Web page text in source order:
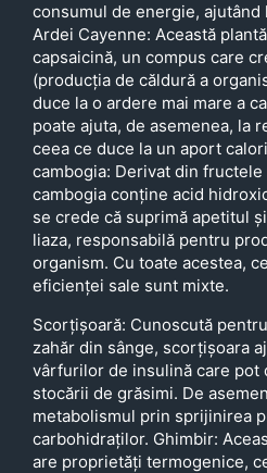
consumul de energie,
Ardei Cayenne: Această
capsaicină, un compus care
(producția de căldură a
duce la o ardere mai mare a
poate ajuta, de asemenea, la
ceea ce duce la un aport
cambogia: Derivat din
cambogia conține acid
se crede că suprimă apetitul
liaza, responsabilă pentru
organism. Cu toate acestea,
eficienței sale sunt mixte.
Scorțișoară: Cunoscută
zahăr din sânge, scorțișoara
vârfurilor de insulină care pot
stocării de grăsimi. De
metabolismul prin sprijinirea
carbohidraților. Ghimbir:
are proprietăți termogenice,